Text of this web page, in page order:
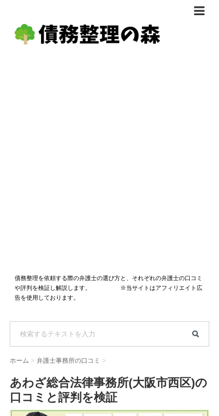
債務整理体験談
債務整理を依頼する際の弁護士の選び方と、それぞれの弁護士の口コミ
や評判を検証し解説します。 ※当サイトはアフィリエイト広
告を使用しております。
ホーム > 弁護士事務所の口コミ >
あわざ総合法律事務所(大阪市西区)の
口コミと評判を検証